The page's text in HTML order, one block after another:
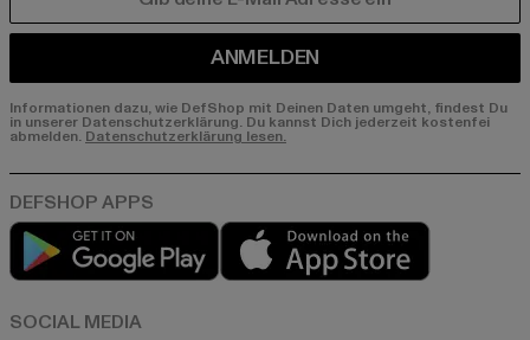
ANMELDEN
Informationen dazu, wie DefShop mit Deinen Daten umgeht, findest Du
in unserer Datenschutzerklärung. Du kannst Dich jederzeit kostenfei
abmelden. Datenschutzerklärung lesen.
Play market